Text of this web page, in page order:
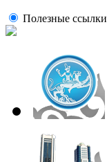
Полезные ссылки